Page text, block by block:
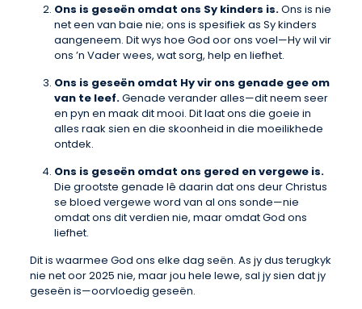
Ons is geseën omdat ons Sy kinders is.Ons is nie
net een van baie nie; ons is spesifiek as Sy kinders
aangeneem. Dit wys hoe God oor ons voel—Hy wil vir
ons ’n Vader wees, wat sorg, help en liefhet.
Ons is geseën omdat Hy vir ons genade gee om
van te leef.Genade verander alles—dit neem seer
en pyn en maak dit mooi. Dit laat ons die goeie in
alles raak sien en die skoonheid in die moeilikhede
ontdek.
Ons is geseën omdat ons gered en vergewe is.
Die grootste genade lê daarin dat ons deur Christus
se bloed vergewe word van al ons sonde—nie
omdat ons dit verdien nie, maar omdat God ons
liefhet.
Dit is waarmee God ons elke dag seën. As jy dus terugkyk
nie net oor 2025 nie, maar jou hele lewe, sal jy sien dat jy
geseën is—oorvloedig geseën.